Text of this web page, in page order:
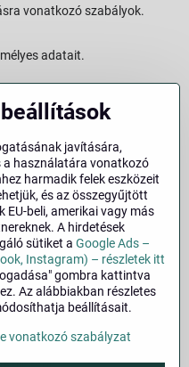
vonatkozó szabályok.
adatait.
javítására,
a használatára vonatkozó
harmadik felek eszközeit
és az összegyűjtött
beli, amerikai vagy más
A hirdetések
sütiket a Google Ads –
Instagram) – részletek itt
gombra kattintva
Az alábbiakban részletes
beállításait.
vonatkozó szabályzat